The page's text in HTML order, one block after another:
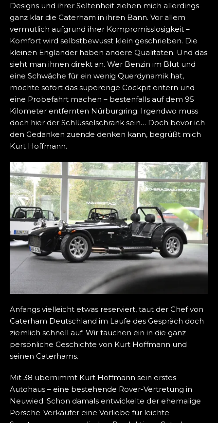
Designs und ihrer Seltenheit ziehen mich allerdings
ganz klar die Caterham in ihren Bann. Vor allem
vermutlich aufgrund ihrer Kompromisslosigkeit –
Komfort wird selbstbewusst klein geschrieben. Die
kleinen Engländer haben andere Qualitäten. Und das
sieht man ihnen direkt an. Wer Benzin im Blut und
eine Schwäche für ein wenig Querdynamik hat,
möchte sofort das superenge Cockpit entern und
eine Probefahrt machen – bestenfalls auf dem 95
Kilometer entfernten Nürburgring. Irgendwo muss
doch hier der Schlüsselschrank sein… Doch bevor ich
den Gedanken zuende denken kann, begrüßt mich
Kurt Hoffmann.
Anfangs vielleicht etwas reserviert, taut der Chef von
Caterham Deutschland im Laufe des Gespräch doch
ziemlich schnell auf. Wir tauchen ein in die ganz
persönliche Geschichte von Kurt Hoffmann und
seinen Caterhams.
Mit 38 übernimmt Kurt Hoffmann sein erstes
Autohaus – eine bestehende Rover-Vertretung in
Neuwied. Schon damals entwickelte der ehemalige
Porsche-Verkäufer eine Vorliebe für leichte